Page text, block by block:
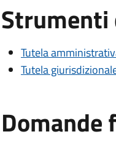
Tutela
Tutela
Domande